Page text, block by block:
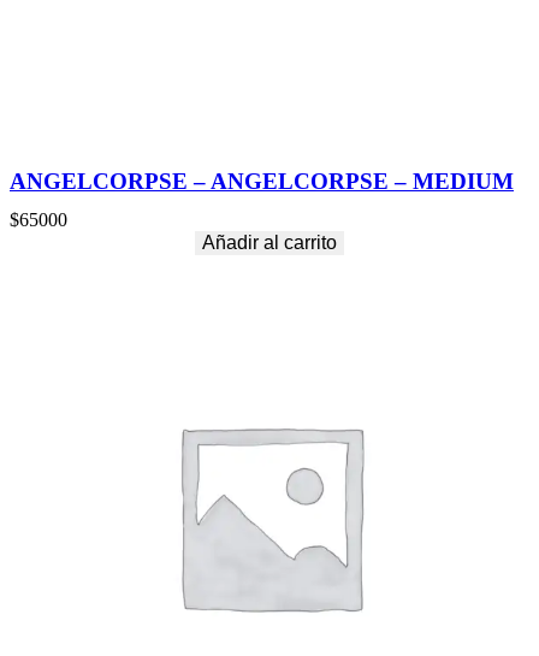
ANGELCORPSE – ANGELCORPSE – MEDIUM
$65000
Añadir al carrito